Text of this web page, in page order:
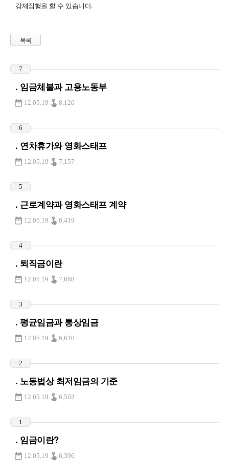
강제집행을 할 수 있습니다.
목록
7
. 임금체불과 고용노동부
12.05.19 8,126
6
. 연차휴가와 영화스태프
12.05.19 7,157
5
. 근로계약과 영화스태프 계약
12.05.19 6,419
4
. 퇴직금이란
12.05.19 7,688
3
. 평균임금과 통상임금
12.05.19 6,610
2
. 노동법상 최저임금의 기준
12.05.19 6,502
1
. 임금이란?
12.05.19 6,396